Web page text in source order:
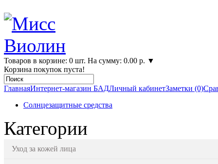
Товаров в корзине: 0 шт. На сумму: 0.00 р. ▼
Корзина покупок пуста!
ГлавнаяИнтернет-магазин БАДЛичный кабинетЗаметки (0)
Солнцезащитные средства
Категории
Уход за кожей лица